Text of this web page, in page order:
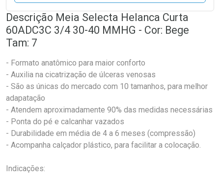
Descrição Meia Selecta Helanca Curta
60ADC3C 3/4 30-40 MMHG - Cor: Bege
Tam: 7
- Formato anatômico para maior conforto
- Auxilia na cicatrização de úlceras venosas
- São as únicas do mercado com 10 tamanhos, para melhor
adapatação
- Atendem aproximadamente 90% das medidas necessárias
- Ponta do pé e calcanhar vazados
- Durabilidade em média de 4 a 6 meses (compressão)
- Acompanha calçador plástico, para facilitar a colocação.
Indicações: